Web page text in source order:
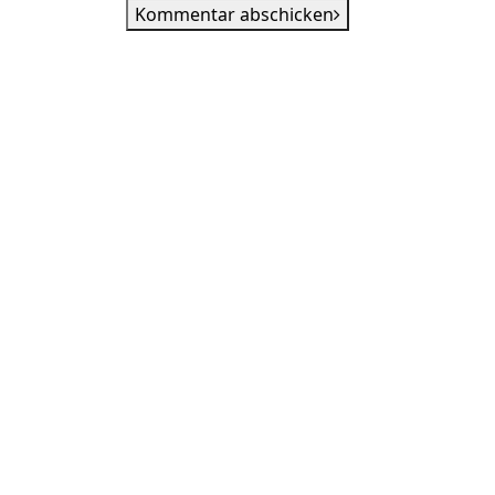
Kommentar abschicken